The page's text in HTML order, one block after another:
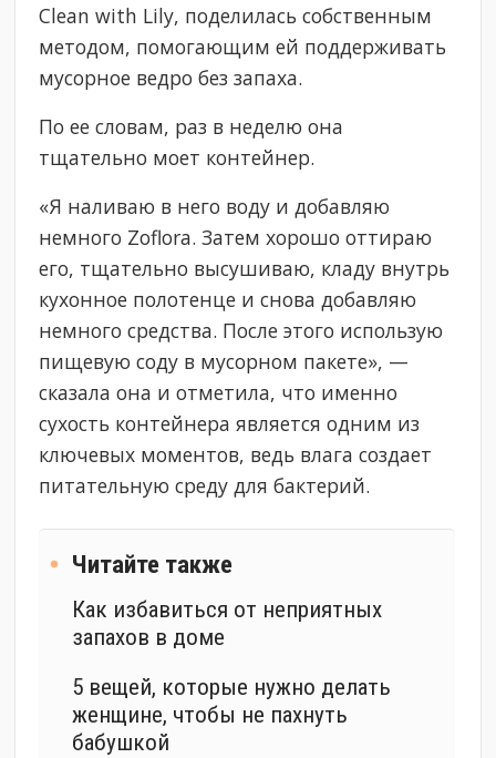
Clean with Lily, поделилась собственным
методом, помогающим ей поддерживать
мусорное ведро без запаха.
По ее словам, раз в неделю она
тщательно моет контейнер.
«Я наливаю в него воду и добавляю
немного Zoflora. Затем хорошо оттираю
его, тщательно высушиваю, кладу внутрь
кухонное полотенце и снова добавляю
немного средства. После этого использую
пищевую соду в мусорном пакете», —
сказала она и отметила, что именно
сухость контейнера является одним из
ключевых моментов, ведь влага создает
питательную среду для бактерий.
Читайте также
Как избавиться от неприятных
запахов в доме
5 вещей, которые нужно делать
женщине, чтобы не пахнуть
бабушкой